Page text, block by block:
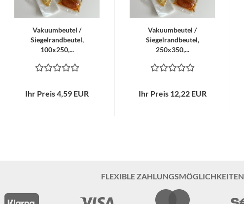
Vakuumbeutel /
Siegelrandbeutel,
100x250,...
Ihr Preis 4,59 EUR
Vakuumbeutel /
Siegelrandbeutel,
250x350,...
Ihr Preis 12,22 EUR
FLEXIBLE ZAHLUNGSMÖGLICHKEITEN